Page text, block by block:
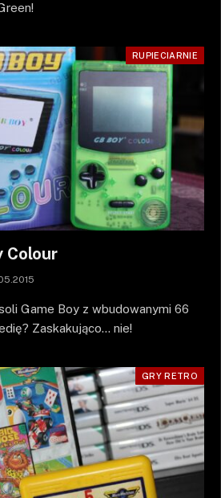
RUPIECIARNIE
Colour
Game Boy z wbudowanymi 66
Zaskakująco… nie!
GRY RETRO